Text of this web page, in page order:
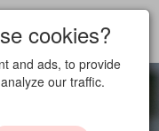
cookies?
and ads, to provide
our traffic.